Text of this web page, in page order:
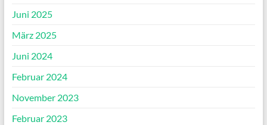
Juni 2025
März 2025
Juni 2024
Februar 2024
November 2023
Februar 2023